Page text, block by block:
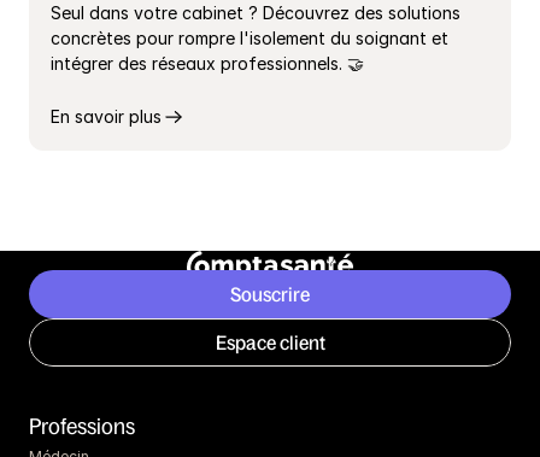
Seul dans votre cabinet ? Découvrez des solutions
concrètes pour rompre l'isolement du soignant et
intégrer des réseaux professionnels. 🤝
En savoir plus
Souscrire
Espace client
Professions